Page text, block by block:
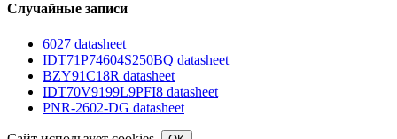
Случайные записи
6027 datasheet
IDT71P74604S250BQ datasheet
BZY91C18R datasheet
IDT70V9199L9PFI8 datasheet
PNR-2602-DG datasheet